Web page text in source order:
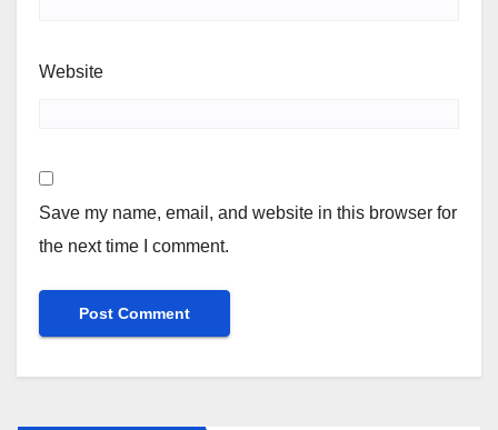
Website
Save my name, email, and website in this browser for
the next time I comment.